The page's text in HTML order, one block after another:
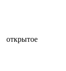
открытое